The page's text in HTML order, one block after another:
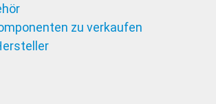
zu verkaufen